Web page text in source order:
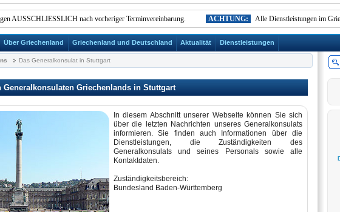
nach vorheriger Terminvereinbarung. ACHTUNG: Alle Dienstleistungen im
Über Griechenland Griechenland und Deutschland Aktualität Dienstleistungen
Das Generalkonsulat in Stuttgart
Griechenlands in Stuttgart
In diesem Abschnitt unserer Webseite können Sie sich
über die letzten Nachrichten unseres Generalkonsulats
informieren. Sie finden auch Informationen über die
Dienstleistungen, die Zuständigkeiten des
Generalkonsulats und seines Personals sowie alle
Kontaktdaten.
Zuständigkeitsbereich:
Bundesland Baden-Württemberg